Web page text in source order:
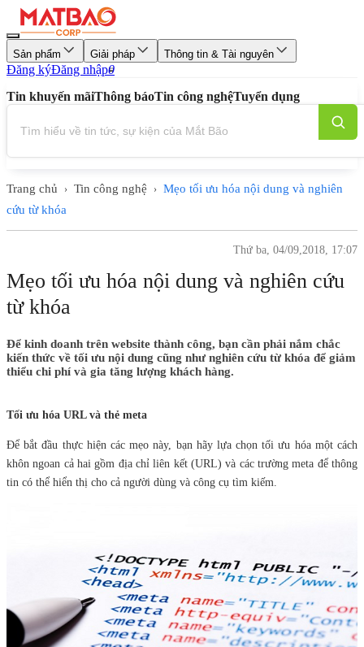
Sản phẩm Giải pháp Thông tin & Tài nguyên
Đăng kýĐăng nhập0
Tin khuyến mãiThông báoTin công nghệTuyển dụng
Trang chủ › Tin công nghệ › Mẹo tối ưu hóa nội dung và nghiên
cứu từ khóa
Thứ ba, 04/09,2018, 17:07
Mẹo tối ưu hóa nội dung và nghiên cứu
từ khóa
Để kinh doanh trên website thành công, bạn cần phải nắm chắc
kiến thức về tối ưu nội dung cũng như nghiên cứu từ khóa để giảm
thiểu chi phí và gia tăng lượng khách hàng.
Tối ưu hóa URL và thẻ meta
Để bắt đầu thực hiện các mẹo này, bạn hãy lựa chọn tối ưu hóa một cách
khôn ngoan cả hai gồm địa chỉ liên kết (URL) và các trường meta để thông
tin có thể hiển thị cho cả người dùng và công cụ tìm kiếm.